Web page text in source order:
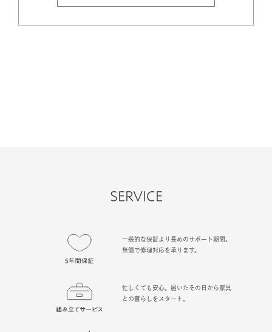
SERVICE
一般的な保証より長めのサポート期間。
無償で修理対応を承ります。
忙しくても安心。届いたその日から家具
との暮らしをスタート。